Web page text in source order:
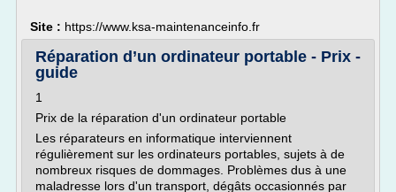
Site : https://www.ksa-maintenanceinfo.fr
Réparation d’un ordinateur portable - Prix -
guide
1
Prix de la réparation d'un ordinateur portable
Les réparateurs en informatique interviennent
régulièrement sur les ordinateurs portables, sujets à de
nombreux risques de dommages. Problèmes dus à une
maladresse lors d'un transport, dégâts occasionnés par